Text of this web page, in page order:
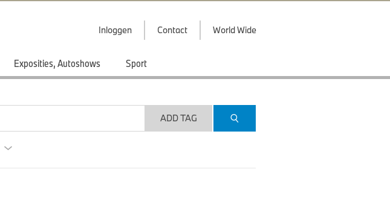
Inloggen Contact World Wide
Exposities, Autoshows Sport
ADD TAG